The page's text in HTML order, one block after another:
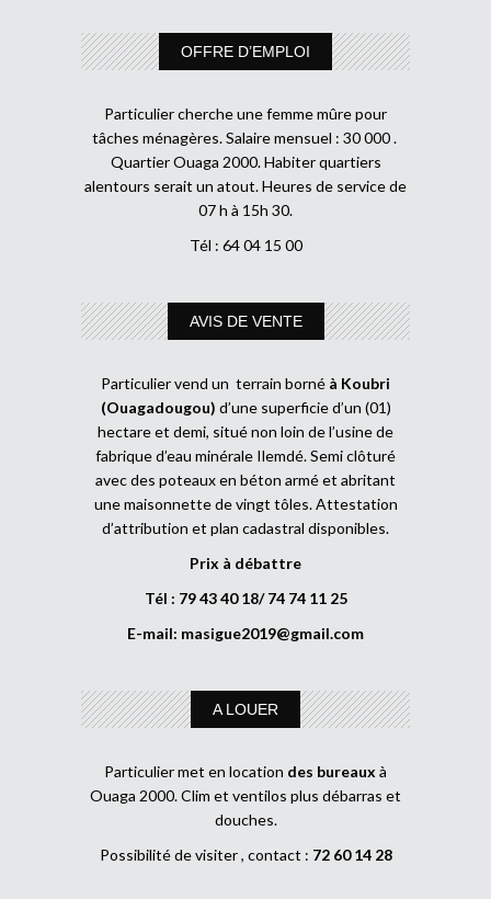
OFFRE D’EMPLOI
Particulier cherche une femme mûre pour
tâches ménagères. Salaire mensuel : 30 000 .
Quartier Ouaga 2000. Habiter quartiers
alentours serait un atout. Heures de service de
07 h à 15h 30.
Tél : 64 04 15 00
AVIS DE VENTE
Particulier vend un terrain borné à Koubri
(Ouagadougou) d’une superficie d’un (01)
hectare et demi, situé non loin de l’usine de
fabrique d’eau minérale Ilemdé. Semi clôturé
avec des poteaux en béton armé et abritant
une maisonnette de vingt tôles. Attestation
d’attribution et plan cadastral disponibles.
Prix à débattre
Tél : 79 43 40 18/ 74 74 11 25
E-mail: masigue2019@gmail.com
A LOUER
Particulier met en location des bureaux à
Ouaga 2000. Clim et ventilos plus débarras et
douches.
Possibilité de visiter , contact : 72 60 14 28